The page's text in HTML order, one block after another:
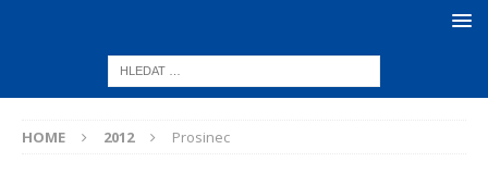
HOME 2012 Prosinec